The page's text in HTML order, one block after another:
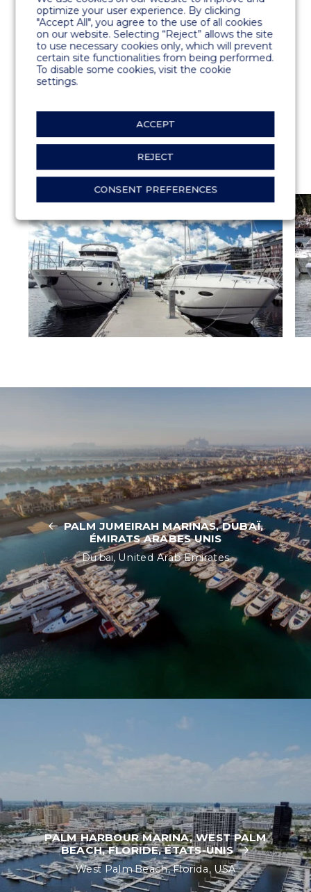
Super yachts et pontons à usage intensif
Doigts d’amarrage
SPÉCIALITÉS
Passerelle principale de 15 m de large
PALM JUMEIRAH MARINAS, DUBAÏ,
ÉMIRATS ARABES UNIS
Dubai, United Arab Emirates
PALM HARBOUR MARINA, WEST PALM
BEACH, FLORIDE, ÉTATS-UNIS
West Palm Beach, Florida, USA
optimize your user experience. By clicking
"Accept All", you agree to the use of all cookies
on our website. Selecting “Reject” allows the site
to use necessary cookies only, which will prevent
certain site functionalities from being performed.
To disable some cookies, visit the cookie
settings.
ACCEPT
REJECT
CONSENT PREFERENCES